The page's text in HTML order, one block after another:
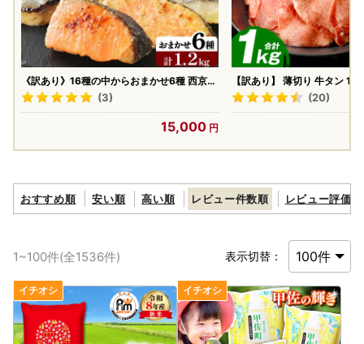
《訳あり》16種の中からおまかせ6種 西京漬
け24枚 4切れ×6袋(3)
15,000
【訳あり】 薄切り 牛タン
パック ) 牛タン
(20)
おすすめ順 安い順 高い順 レビュー件数順 レビュー評価順
1~100件(全1536件) 表示切替：